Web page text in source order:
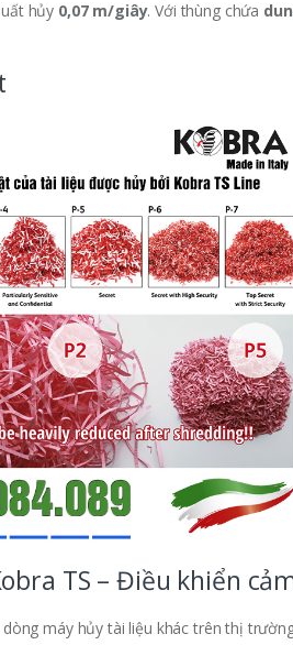
hủy 0,07 m/giây. Với thùng chứa
TS – Điều khiển
máy hủy tài liệu khác trên thị